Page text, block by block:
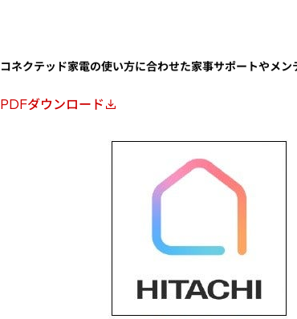
コネクテッド家電の使い方に合わせた家事サポートやメ
PDFダウンロード
新